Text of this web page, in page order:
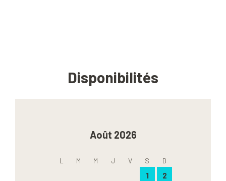
Disponibilités
Août 2026
L M M J V S D
1 2